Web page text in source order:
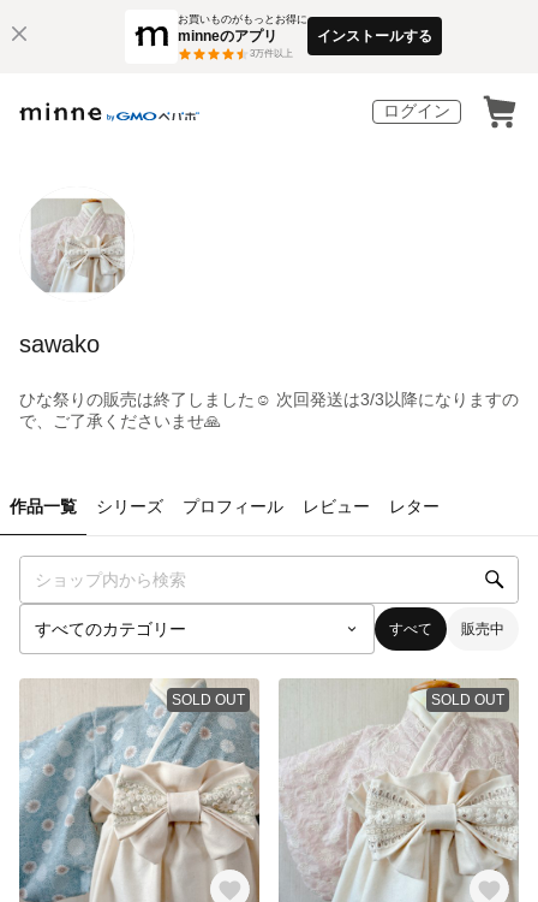
お買いものがもっとお得に
minneのアプリ
3万件以上
インストールする
ログイン
sawako
ひな祭りの販売は終了しました☺️ 次回発送は3/3以降になりますの
で、ご了承くださいませ🙏
作品一覧 シリーズ プロフィール レビュー レター
すべて 販売中
SOLD OUT SOLD OUT